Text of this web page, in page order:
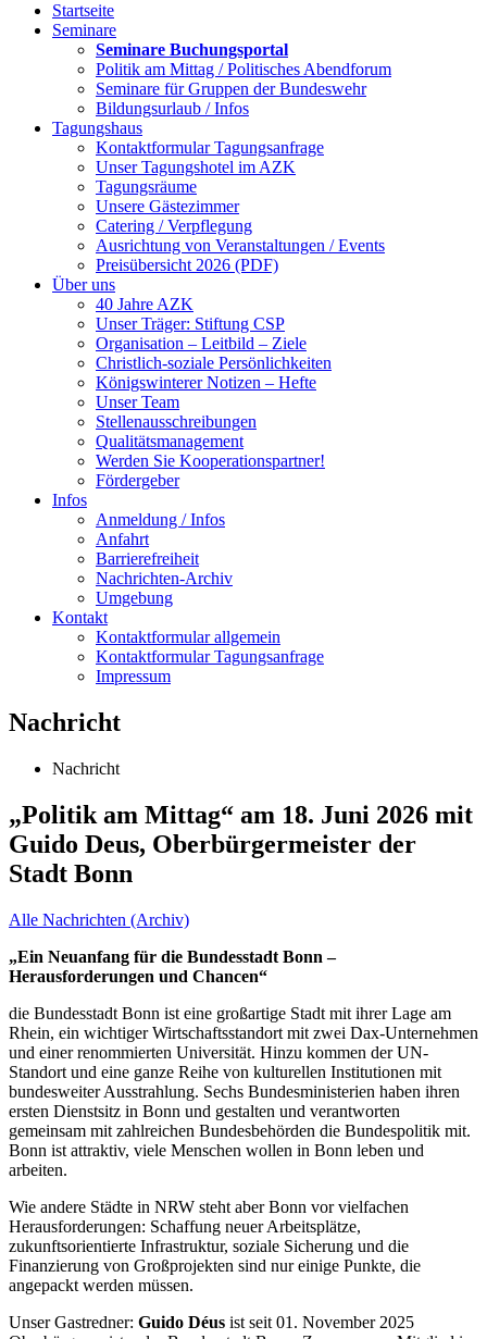
Startseite
Seminare
Seminare Buchungsportal
Politik am Mittag / Politisches Abendforum
Seminare für Gruppen der Bundeswehr
Bildungsurlaub / Infos
Tagungshaus
Kontaktformular Tagungsanfrage
Unser Tagungshotel im AZK
Tagungsräume
Unsere Gästezimmer
Catering / Verpflegung
Ausrichtung von Veranstaltungen / Events
Preisübersicht 2026 (PDF)
Über uns
40 Jahre AZK
Unser Träger: Stiftung CSP
Organisation – Leitbild – Ziele
Christlich-soziale Persönlichkeiten
Königswinterer Notizen – Hefte
Unser Team
Stellenausschreibungen
Qualitätsmanagement
Werden Sie Kooperationspartner!
Fördergeber
Infos
Anmeldung / Infos
Anfahrt
Barrierefreiheit
Nachrichten-Archiv
Umgebung
Kontakt
Kontaktformular allgemein
Kontaktformular Tagungsanfrage
Impressum
Nachricht
Nachricht
„Politik am Mittag“ am 18. Juni 2026 mit
Guido Deus, Oberbürgermeister der
Stadt Bonn
Alle Nachrichten (Archiv)
„Ein Neuanfang für die Bundesstadt Bonn –
Herausforderungen und Chancen“
die Bundesstadt Bonn ist eine großartige Stadt mit ihrer Lage am
Rhein, ein wichtiger Wirtschaftsstandort mit zwei Dax-Unternehmen
und einer renommierten Universität. Hinzu kommen der UN-
Standort und eine ganze Reihe von kulturellen Institutionen mit
bundesweiter Ausstrahlung. Sechs Bundesministerien haben ihren
ersten Dienstsitz in Bonn und gestalten und verantworten
gemeinsam mit zahlreichen Bundesbehörden die Bundespolitik mit.
Bonn ist attraktiv, viele Menschen wollen in Bonn leben und
arbeiten.
Wie andere Städte in NRW steht aber Bonn vor vielfachen
Herausforderungen: Schaffung neuer Arbeitsplätze,
zukunftsorientierte Infrastruktur, soziale Sicherung und die
Finanzierung von Großprojekten sind nur einige Punkte, die
angepackt werden müssen.
Unser Gastredner: Guido Déus ist seit 01. November 2025